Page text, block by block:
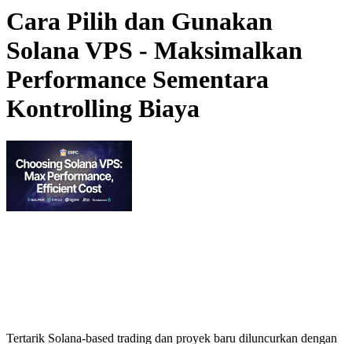
Cara Pilih dan Gunakan
Solana VPS - Maksimalkan
Performance Sementara
Kontrolling Biaya
Tertarik Solana-based trading dan proyek baru diluncurkan dengan